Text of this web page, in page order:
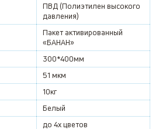
ПВД (Полиэтилен высокого
давления)
Пакет активированный
«БАНАН»
300*400мм
51 мкм
10кг
Белый
до 4х цветов